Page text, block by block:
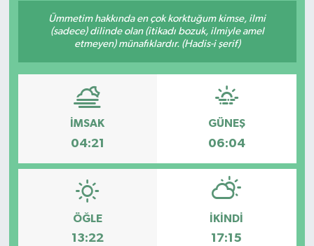
Ümmetim hakkında en çok korktuğum kimse, ilmi
(sadece) dilinde olan (itikadı bozuk, ilmiyle amel
etmeyen) münafıklardır. (Hadis-i şerif)
İMSAK
04:21
GÜNEŞ
06:04
ÖĞLE
13:22
İKINDI
17:15
Son Dakika
Teknoloji